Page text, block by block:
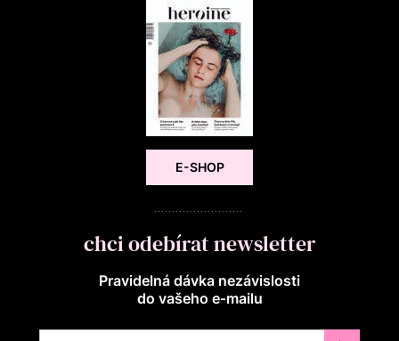
E-SHOP
chci odebírat newsletter
Pravidelná dávka nezávislosti
do vašeho e‑mailu